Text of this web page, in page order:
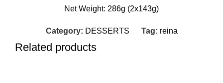
Net Weight: 286g (2x143g)
Category: DESSERTS Tag: reina
Related products